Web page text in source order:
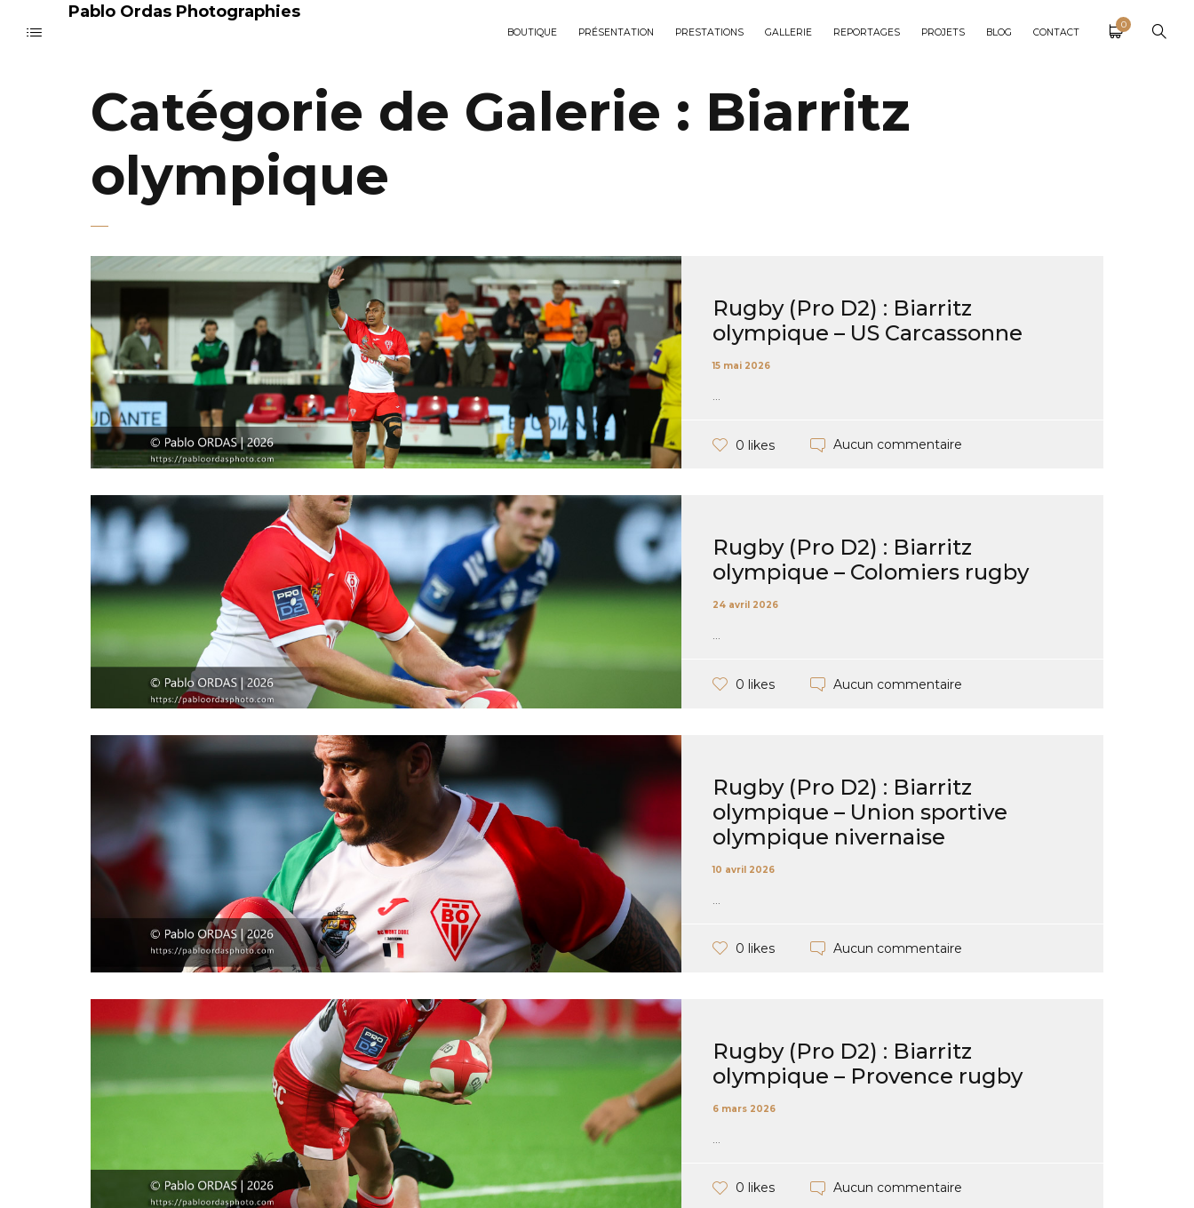
Pablo Ordas Photographies
BOUTIQUE PRÉSENTATION PRESTATIONS GALLERIE REPORTAGES PROJETS BLOG CONTACT
0
Catégorie de Galerie : Biarritz
olympique
Rugby (Pro D2) : Biarritz
olympique – US Carcassonne
15 mai 2026
...
0 likes Aucun commentaire
Rugby (Pro D2) : Biarritz
olympique – Colomiers rugby
24 avril 2026
...
0 likes Aucun commentaire
Rugby (Pro D2) : Biarritz
olympique – Union sportive
olympique nivernaise
10 avril 2026
...
0 likes Aucun commentaire
Rugby (Pro D2) : Biarritz
olympique – Provence rugby
6 mars 2026
...
0 likes Aucun commentaire